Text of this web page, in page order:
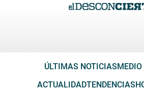
ÚLTIMAS NOTICIAS
ACTUALIDADTENDENCIAS